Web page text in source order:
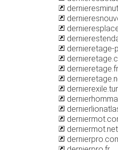
dernieretage-
dernieretage.fr
derniermot.net